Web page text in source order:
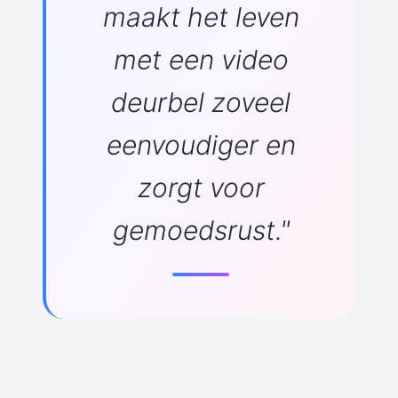
maakt het leven
met een video
deurbel zoveel
eenvoudiger en
zorgt voor
gemoedsrust."